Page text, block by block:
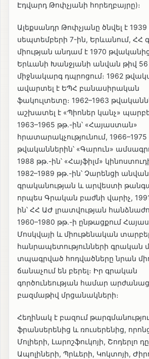
Էդվարդ Թոփչյանի հորեղբայրը)։
Ալեքսանդր Թոփչյանը ծնվել է 1939
սեպտեմբերի 7-ին, Երևանում, ՀՀ
միության անդամ է 1970
Երևանի Խանջյանի անվան թիվ 56
միջնակարգ դպրոցում։ 1962
ավարտել է ԵՊՀ բանասիրական
ֆակուլտետը։ 1962–1963
աշխատել է «Պիոներ կանչ»
1963–1965 թթ.-ին՝ «Հայաստան»
հրատարակչությունում, 1966–1975
թվականներին՝ «Գարուն»
1988 թթ.-ին՝ «Հայֆիլմ»
1982–1989 թթ.-ին՝ Չարենցի անվան
գրականության և արվեստի
որպես Գրական բաժնի վարիչ,
ին՝ ՀՀ ԱԺ լրատվության
1960–1980 թթ.-ի ընթացքում
Մոսկվայի և միութենական
հանրապետությունների գրական
տպագրված հոդվածները նրան
ճանաչում են բերել։ Իր գրական
գործունեության համար
բազմաթիվ մրցանակների։
Հեղինակ է բազում
ֆրանսերենից և ռուսերենից,
Մոլիերի, Լարոշֆուկոյի, Շոդերլո դը
Ապոլիների, Պրևերի, Կոկտոյի,